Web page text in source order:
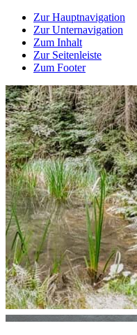
Zur Hauptnavigation
Zur Unternavigation
Zum Inhalt
Zur Seitenleiste
Zum Footer